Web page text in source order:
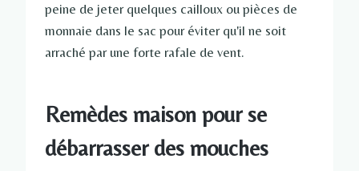
peine de jeter quelques cailloux ou pièces de
monnaie dans le sac pour éviter qu'il ne soit
arraché par une forte rafale de vent.
Remèdes maison pour se
débarrasser des mouches